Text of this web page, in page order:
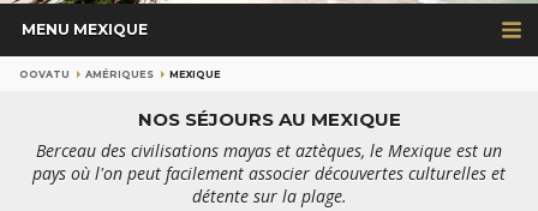
MENU MEXIQUE
OOVATU AMÉRIQUES MEXIQUE
NOS SÉJOURS AU MEXIQUE
Berceau des civilisations mayas et aztèques, le Mexique est un
pays où l'on peut facilement associer découvertes culturelles et
détente sur la plage.